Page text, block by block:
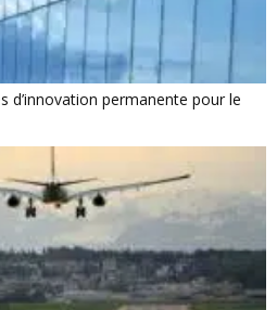
d’innovation permanente pour le